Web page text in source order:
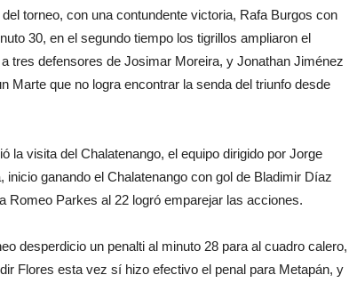
torneo, con una contundente victoria, Rafa Burgos con
30, en el segundo tiempo los tigrillos ampliaron el
tres defensores de Josimar Moreira, y Jonathan Jiménez
Marte que no logra encontrar la senda del triunfo desde
la visita del Chalatenango, el equipo dirigido por Jorge
ganando el Chalatenango con gol de Bladimir Díaz
Romeo Parkes al 22 logró emparejar las acciones.
desperdicio un penalti al minuto 28 para al cuadro calero,
Flores esta vez sí hizo efectivo el penal para Metapán, y